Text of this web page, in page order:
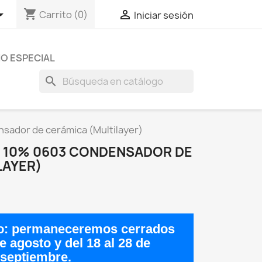
shopping_cart Carrito (0)  Iniciar sesión
ESPECIAL
search
de cerámica (Multilayer)
0603 CONDENSADOR DE
permaneceremos cerrados
agosto y del 18 al 28 de
septiembre.